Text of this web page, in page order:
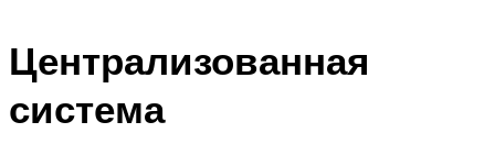
Централизованная
система